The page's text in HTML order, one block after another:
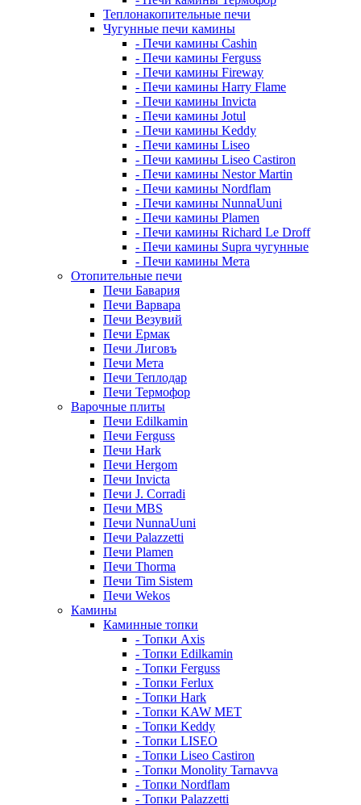
Теплонакопительные печи
Чугунные печи камины
- Печи камины Cashin
- Печи камины Ferguss
- Печи камины Fireway
- Печи камины Harry Flame
- Печи камины Invicta
- Печи камины Jotul
- Печи камины Keddy
- Печи камины Liseo
- Печи камины Liseo Castiron
- Печи камины Nestor Martin
- Печи камины Nordflam
- Печи камины NunnaUuni
- Печи камины Plamen
- Печи камины Richard Le Droff
- Печи камины Supra чугунные
- Печи камины Мета
Отопительные печи
Печи Бавария
Печи Варвара
Печи Везувий
Печи Ермак
Печи Лиговъ
Печи Мета
Печи Теплодар
Печи Термофор
Варочные плиты
Печи Edilkamin
Печи Ferguss
Печи Hark
Печи Hergom
Печи Invicta
Печи J. Corradi
Печи MBS
Печи NunnaUuni
Печи Palazzetti
Печи Plamen
Печи Thorma
Печи Tim Sistem
Печи Wekos
Камины
Каминные топки
- Топки Axis
- Топки Edilkamin
- Топки Ferguss
- Топки Ferlux
- Топки Hark
- Топки KAW MET
- Топки Keddy
- Топки LISEO
- Топки Liseo Castiron
- Топки Monolity Tarnavva
- Топки Nordflam
- Топки Palazzetti